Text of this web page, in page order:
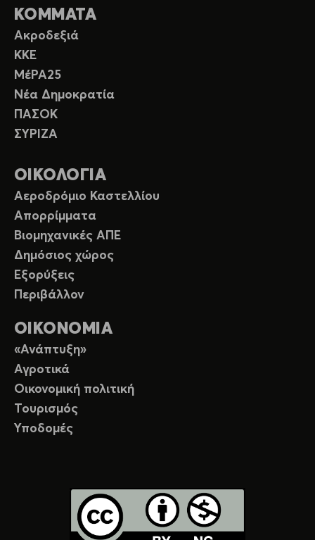
ΚΟΜΜΑΤΑ
Ακροδεξιά
ΚΚΕ
ΜέΡΑ25
Νέα Δημοκρατία
ΠΑΣΟΚ
ΣΥΡΙΖΑ
ΟΙΚΟΛΟΓΙΑ
Αεροδρόμιο Καστελλίου
Απορρίμματα
Βιομηχανικές ΑΠΕ
Δημόσιος χώρος
Εξορύξεις
Περιβάλλον
ΟΙΚΟΝΟΜΙΑ
«Ανάπτυξη»
Αγροτικά
Οικονομική πολιτική
Τουρισμός
Υποδομές